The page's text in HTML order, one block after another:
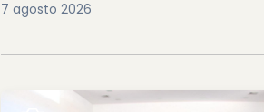
7 agosto 2026